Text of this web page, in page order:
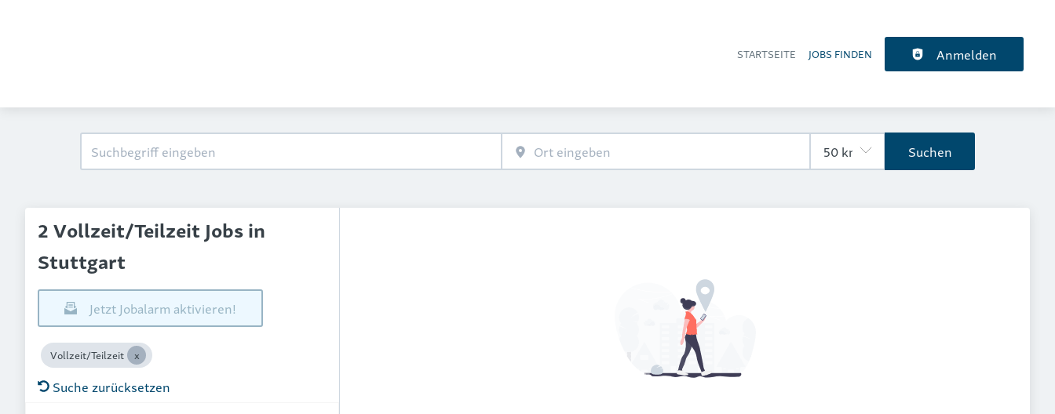
Haupt-Navigation
STARTSEITE JOBS FINDEN Anmelden
Suchen
2 Vollzeit/Teilzeit Jobs in
Stuttgart
Jetzt Jobalarm aktivieren!
Vollzeit/Teilzeit
Suche zurücksetzen